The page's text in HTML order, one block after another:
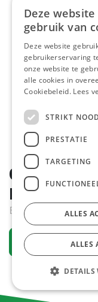
0901
Lorraine 35
Bestelartikel
Vraag een
Deze
gebruik van
Deze website
gebruikerservaring
onze website te
alle cookies in
Cookiebeleid. Lees
STRIKT
PRESTATIE
TARGETING
ALLES
ALLES
DETAILS